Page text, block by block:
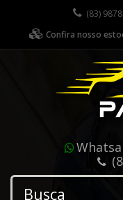
(83)
Confira nosso